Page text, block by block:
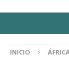
INICIO